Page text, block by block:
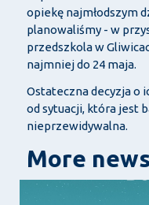
opiekę najmłodszym
planowaliśmy - w
przedszkola w
najmniej do 24 maja.
Ostateczna decyzja o
od sytuacji, która jest
nieprzewidywalna.
More news